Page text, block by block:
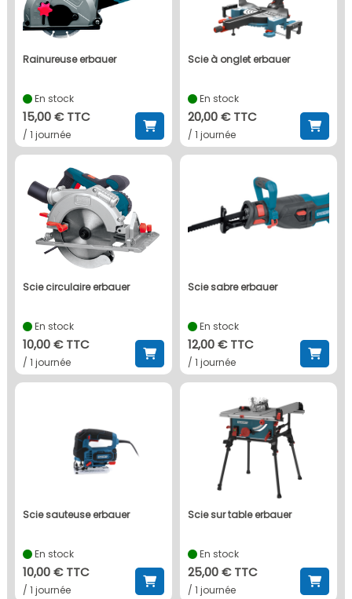
rainureuse erbauer
En stock
15,00 € TTC
/ 1 journée
scie à onglet erbauer
En stock
20,00 € TTC
/ 1 journée
scie circulaire erbauer
En stock
10,00 € TTC
/ 1 journée
scie sabre erbauer
En stock
12,00 € TTC
/ 1 journée
scie sauteuse erbauer
En stock
10,00 € TTC
/ 1 journée
scie sur table erbauer
En stock
25,00 € TTC
/ 1 journée